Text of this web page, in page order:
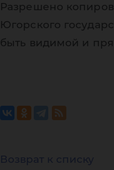
Разрешено
Югорского
быть видимой и
Возврат к списку